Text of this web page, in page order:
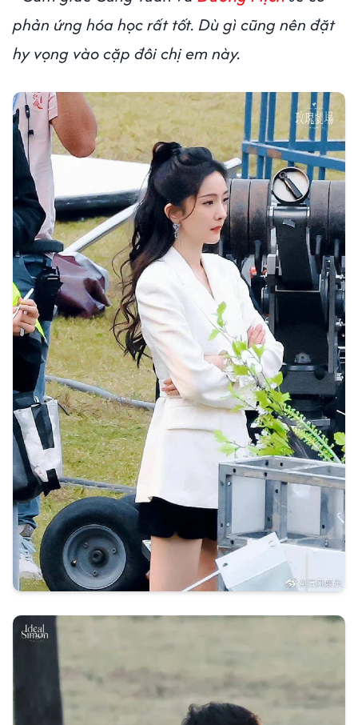
phản ứng hóa học rất tốt. Dù gì cũng nên đặt
hy vọng vào cặp đôi chị em này.